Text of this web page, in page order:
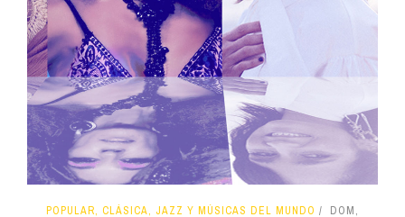
POPULAR, CLÁSICA, JAZZ Y MÚSICAS DEL MUNDO DOM,